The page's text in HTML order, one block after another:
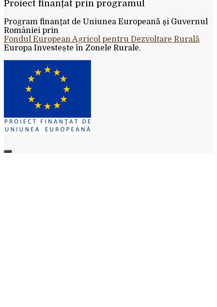
Proiect finanțat prin programul
Program finanţat de Uniunea Europeană şi Guvernul
României prin
Fondul European Agricol pentru Dezvoltare Rurală
Europa Investește în Zonele Rurale.